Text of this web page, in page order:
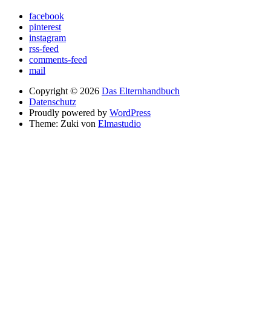
facebook
pinterest
instagram
rss-feed
comments-feed
mail
Copyright © 2026 Das Elternhandbuch
Datenschutz
Proudly powered by WordPress
Theme: Zuki von Elmastudio